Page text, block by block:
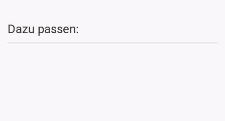
Dazu passen: